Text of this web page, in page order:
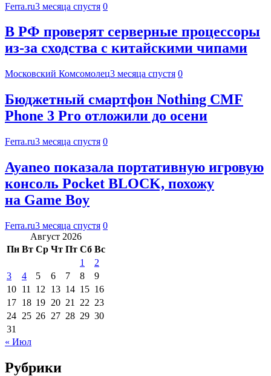
Ferra.ru3 месяца спустя 0
В РФ проверят серверные процессоры
из-за сходства с китайскими чипами
Московский Комсомолец3 месяца спустя 0
Бюджетный смартфон Nothing CMF
Phone 3 Pro отложили до осени
Ferra.ru3 месяца спустя 0
Ayaneo показала портативную игровую
консоль Pocket BLOCK, похожу
на Game Boy
Ferra.ru3 месяца спустя 0
Август 2026
Пн Вт Ср Чт Пт Сб Вс
1
2
3
4 5 6 7 8
9
10 11 12 13 14 15 16
17 18 19 20 21 22 23
24 25 26 27 28 29 30
31
« Июл
Рубрики